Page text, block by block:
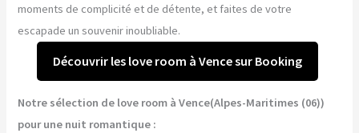
moments de complicité et de détente, et faites de votre
escapade un souvenir inoubliable.
Découvrir les love room à Vence sur Booking
Notre sélection de love room à Vence(Alpes-Maritimes (06))
pour une nuit romantique :